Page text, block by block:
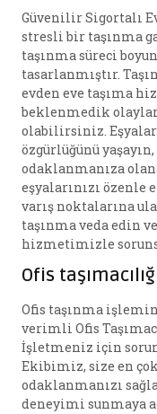
Güvenilir Sigortalı
stresli bir taşınma
taşınma süreci
tasarlanmıştır.
evden eve taşıma
beklenmedik
olabilirsiniz.
özgürlüğünü
odaklanmanıza
eşyalarınızı özenle
varış noktalarına
taşınma veda edin
hizmetimizle
Ofis
Ofis taşınma
verimli Ofis
İşletmeniz için
Ekibimiz, size en
odaklanmanızı
deneyimi sunmaya